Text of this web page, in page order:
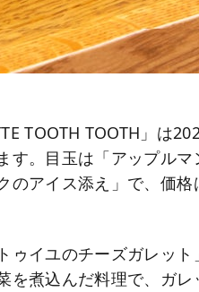
TOOTH TOOTH」は
す。目玉は「アップルマ
アイス添え」で、価格
ゥイユのチーズガレット
を煮込んだ料理で、ガ